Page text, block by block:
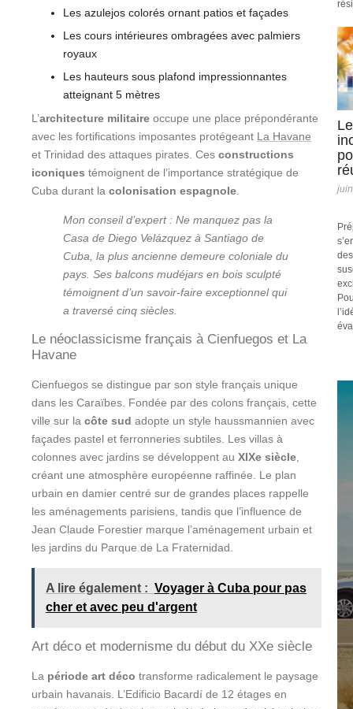
Les azulejos colorés ornant patios et façades
Les cours intérieures ombragées avec palmiers
royaux
Les hauteurs sous plafond impressionnantes
atteignant 5 mètres
L’architecture militaire occupe une place prépondérante
avec les fortifications imposantes protégeant La Havane
et Trinidad des attaques pirates. Ces constructions
iconiques témoignent de l’importance stratégique de
Cuba durant la colonisation espagnole
Mon conseil d’expert : Ne manquez pas la
Casa de Diego Velázquez à Santiago de
Cuba, la plus ancienne demeure coloniale du
pays. Ses balcons mudéjars en bois sculpté
témoignent d’un savoir-faire exceptionnel qui
a traversé cinq siècles.
Le néoclassicisme français à Cienfuegos et La
Havane
Cienfuegos se distingue par son style français unique
dans les Caraïbes. Fondée par des colons français, cette
ville sur la côte sud adopte un style haussmannien avec
façades pastel et ferronneries subtiles. Les villas à
colonnes avec jardins se développent au XIXe siècle
créant une atmosphère européenne raffinée. Le plan
urbain en damier centré sur de grandes places rappelle
les aménagements parisiens, tandis que l’influence de
Jean Claude Forestier marque l’aménagement urbain et
les jardins du Parque de La Fraternidad.
A lire également : Voyager à Cuba pour pas
cher et avec peu d'argent
Art déco et modernisme du début du XXe siècle
La période art déco transforme radicalement le paysage
urbain havanais. L’Edificio Bacardí de 12 étages en